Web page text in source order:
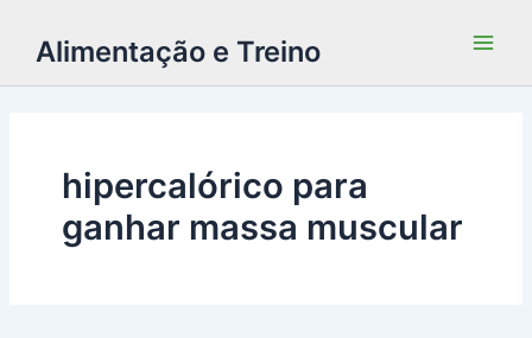
Alimentação e Treino
hipercalórico para
ganhar massa muscular